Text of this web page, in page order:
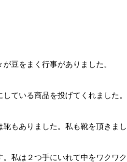
豆をまく行事がありました。
ている商品を投げてくれました。
もありました。私も靴を頂きまし
私は２つ手にいれて中をワクワ